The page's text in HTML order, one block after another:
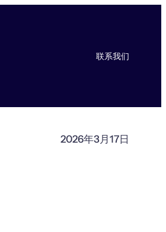
联系我们
2026年3月17日